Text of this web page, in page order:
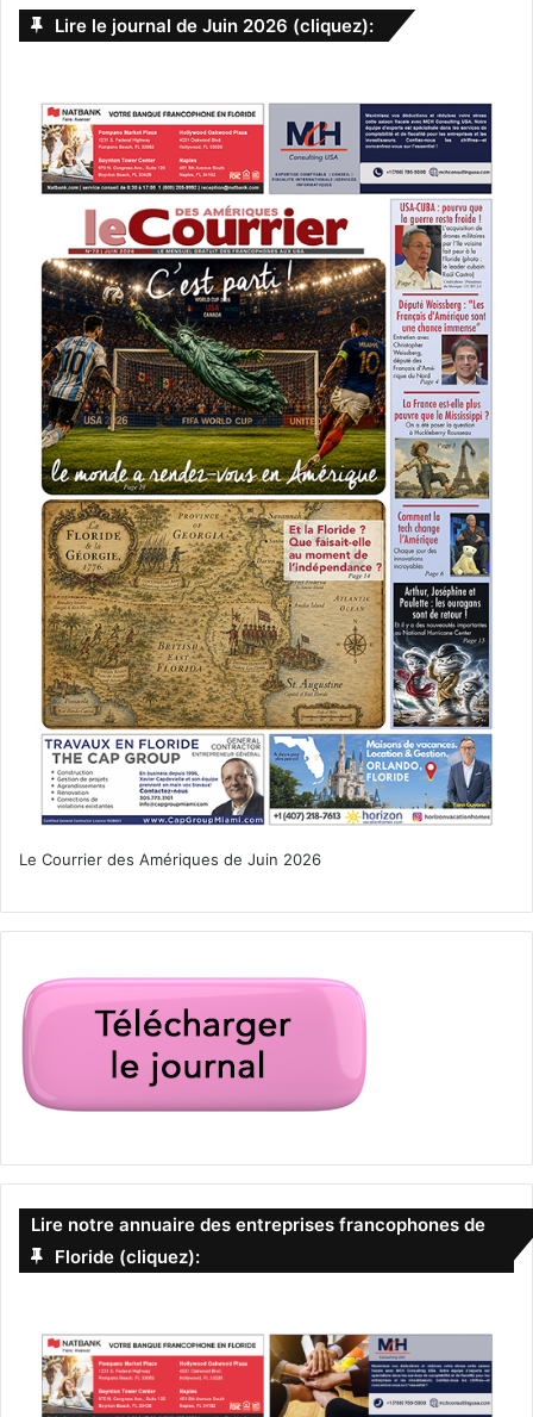
Lire le journal de Juin 2026 (cliquez):
Le Courrier des Amériques de Juin 2026
Lire notre annuaire des entreprises francophones de
Floride (cliquez):